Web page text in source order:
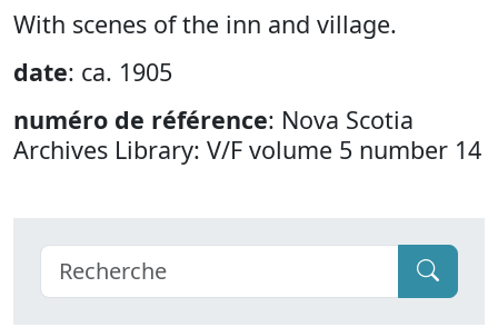
With scenes of the inn and village.
date: ca. 1905
numéro de référence: Nova Scotia
Archives Library: V/F volume 5 number 14